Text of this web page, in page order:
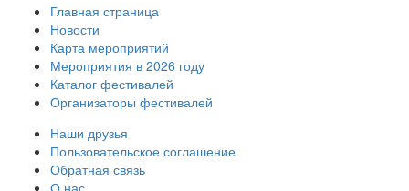
Главная страница
Новости
Карта мероприятий
Мероприятия в 2026 году
Каталог фестивалей
Организаторы фестивалей
Наши друзья
Пользовательское соглашение
Обратная связь
О нас